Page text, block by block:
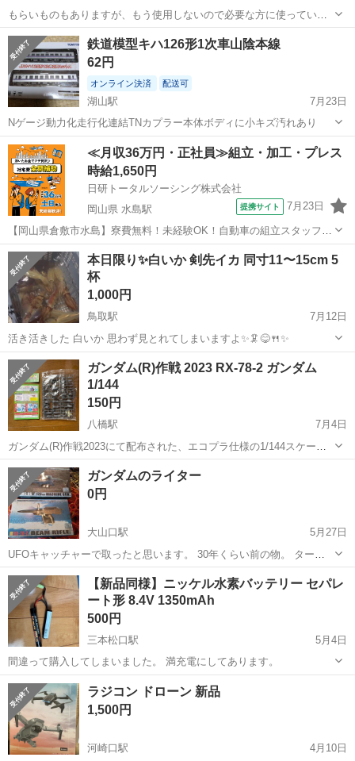
もらいものもありますが、もう使用しないので必要な方に使っていた
だきたいです！
鳥取 鳥取市 鳥取駅 模型、プラモデル プラレール
鉄道模型キハ126形1次車山陰本線
62円
オンライン決済 配送可
湖山駅
7月23日
Nゲージ動力化走行化連結TNカプラー本体ボディに小キズ汚れあり
鳥取 鳥取市 湖山駅 模型、プラモデル 鉄道模型
≪月収36万円・正社員≫組立・加工・プレス
時給1,650円
日研トータルソーシング株式会社
岡山県 水島駅
提携サイト 7月23日
【岡山県倉敷市水島】寮費無料！未経験OK！自動車の組立スタッフ
《お仕事No.NS0089》 お仕事について 車の組立作業です。専用レール
に乗って流れてくる車の骨組みに、車内外の各部品・ハンドル・足回
り・ドア・シートなどの各...
岡山 倉敷市 水島駅 その他
本日限り✨️白いか 剣先イカ 同寸11〜15cm 5
杯
1,000円
鳥取駅
7月12日
活き活きした 白いか 思わず見とれてしまいますよ✨️🦑😋🍴✨
鳥取 鳥取市 鳥取駅 模型、プラモデル
ガンダム(R)作戦 2023 RX-78-2 ガンダム
1/144
150円
八橋駅
7月4日
ガンダム(R)作戦2023にて配布された、エコプラ仕様の1/144スケール
RX-78-2ガンダム組み立てキットです。 説明の紙にヨレ感があります
が その他に傷などは見当たりません。 - シリーズ: ガンダム(R)作戦
2...
鳥取 東伯郡 八橋駅 模型、プラモデル
ガンダムのライター
0円
大山口駅
5月27日
UFOキャッチャーで取ったと思います。 30年くらい前の物。 ターボ
ライターだったと思いますが、 多分、使えないと思います。 ボタン電
池いれる所あるのでもしかしたら光ってたかもしれません。 触ると壊
れそうです。。。
鳥取 西伯郡 大山口駅 模型、プラモデル ガンダム
【新品同様】ニッケル水素バッテリー セパレ
ート形 8.4V 1350mAh
500円
三本松口駅
5月4日
間違って購入してしまいました。 満充電にしてあります。
鳥取 米子市 三本松口駅 模型、プラモデル
ラジコン ドローン 新品
1,500円
河崎口駅 4月10日